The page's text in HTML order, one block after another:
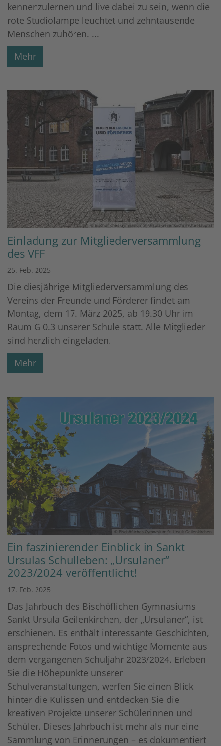
kennenzulernen und live dabei zu sein, wenn die
rote Studiolampe leuchtet und zehntausende
Menschen zuhören. ...
Mehr
© Bischöfliches Gymnasium St. Ursula Geilenkirchen (Ute Haupts)
Einladung zur Mitgliederversammlung
des VFF
25. Feb. 2025
Die diesjährige Mitgliederversammlung des
Vereins der Freunde und Förderer findet am
Montag, dem 17. März 2025, ab 19.30 Uhr im
Raum G 0.3 unserer Schule statt. Alle Mitglieder
sind herzlich eingeladen.
Mehr
© Bischöfliches Gymnasium St. Ursula Geilenkirchen
Ein faszinierender Einblick in Sankt
Ursulas Schulleben: „Ursulaner“
2023/2024 veröffentlicht!
17. Feb. 2025
Das Jahrbuch des Bischöflichen Gymnasiums
Sankt Ursula Geilenkirchen, der „Ursulaner“, ist
erschienen. Es enthält interessante Geschichten,
ansprechende Fotos und wichtige Momente aus
dem vergangenen Schuljahr 2023/2024. Erleben
Sie die Höhepunkte unserer
Schulveranstaltungen, werfen Sie einen Blick
hinter die Kulissen und entdecken Sie die
kreativen Projekte unserer Schülerinnen und
Schüler. Dieses Jahrbuch ist mehr als nur eine
Sammlung von Erinnerungen – es dokumentiert